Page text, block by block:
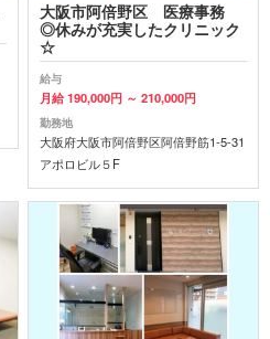
大阪市阿倍野区 医療事務
◎休みが充実したクリニック
☆
給与
月給 190,000円 ～ 210,000円
勤務地
大阪府大阪市阿倍野区阿倍野筋1-5-31
アポロビル５F